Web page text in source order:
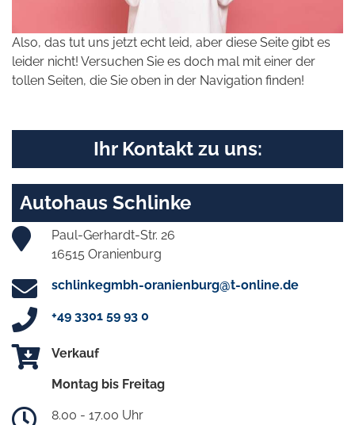
Also, das tut uns jetzt echt leid, aber diese Seite gibt es
leider nicht! Versuchen Sie es doch mal mit einer der
tollen Seiten, die Sie oben in der Navigation finden!
Ihr Kontakt zu uns:
Autohaus Schlinke
Paul-Gerhardt-Str. 26
16515 Oranienburg
schlinkegmbh-oranienburg@t-online.de
+49 3301 59 93 0
Verkauf
Montag bis Freitag
8.00 - 17.00 Uhr